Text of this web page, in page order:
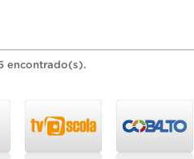
encontrado(s).